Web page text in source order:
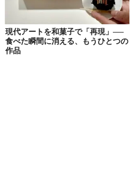
現代アートを和菓子で「再現」──
食べた瞬間に消える、もうひとつの
作品